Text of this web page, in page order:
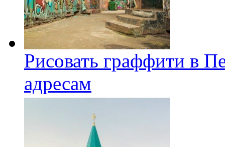
Рисовать граффити в
адресам